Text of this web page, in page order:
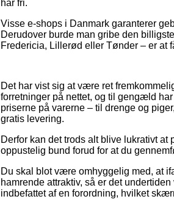
har fri.
Visse e-shops i Danmark garanterer
Derudover burde man gribe den
Fredericia, Lillerød eller Tønder – er at
Det har vist sig at være ret
forretninger på nettet, og til gengæld
priserne på varerne – til drenge og
gratis levering.
Derfor kan det trods alt blive lukrativt
oppustelig bund forud for at du
Du skal blot være omhyggelig med, at
hamrende attraktiv, så er det
indbefattet af en forordning, hvilket